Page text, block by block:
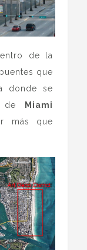
de la
que
donde se
de
Miami
más que